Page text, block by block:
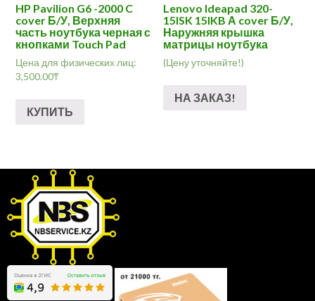
HP Pavilion G6 -2000 C
cover Б/У, Верхняя
часть ноутбука черная с
кнопками Touch Pad
Цена для физических лиц:
3,500.00₸
КУПИТЬ
Lenovo Ideapad 320-
15ISK 15IKB А cover Б/У,
Наружняя крышка
матрицы ноутбука
(Цену уточняйте!)
НА ЗАКАЗ!